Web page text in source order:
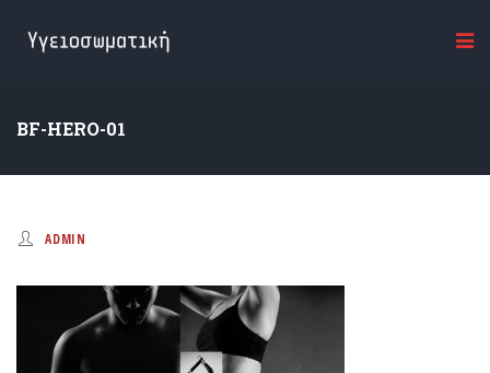
BF-HERO-01
ADMIN